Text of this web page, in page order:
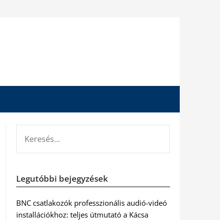
Legutóbbi bejegyzések
BNC csatlakozók professzionális audió-videó
installációkhoz: teljes útmutató a Kácsa